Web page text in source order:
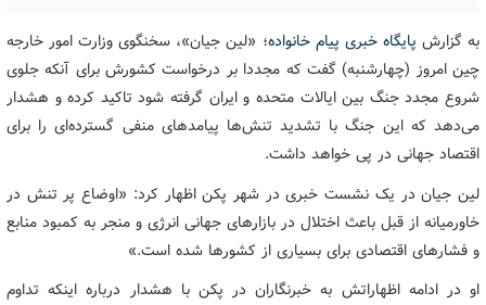
به گزارش پایگاه خبری پیام خانواده؛ «لین جیان»، سخنگوی وزارت امور خارجه
چین امروز (چهارشنبه)‌ گفت که مجددا بر درخواست کشورش برای آنکه جلوی
شروع مجدد جنگ بین ایالات متحده و ایران گرفته شود تاکید کرده و هشدار
می‌دهد که این جنگ با تشدید تنش‌ها پیامدهای منفی گسترده‌ای را برای
اقتصاد جهانی در پی خواهد داشت.
لین جیان در یک نشست خبری در شهر پکن اظهار کرد: «اوضاع پر تنش در
خاورمیانه از قبل باعث اختلال در بازارهای جهانی انرژی و منجر به کمبود منابع
و فشارهای اقتصادی برای بسیاری از کشورها شده است.»
او در ادامه اظهاراتش به خبرنگاران در پکن با هشدار درباره اینکه تداوم